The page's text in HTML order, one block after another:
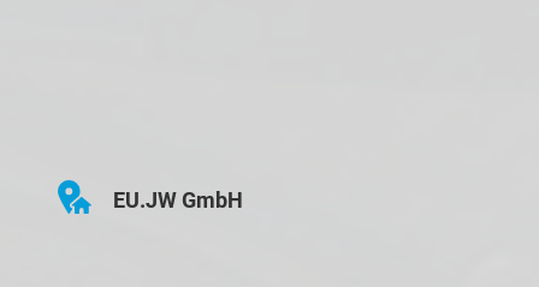
EU.JW GmbH